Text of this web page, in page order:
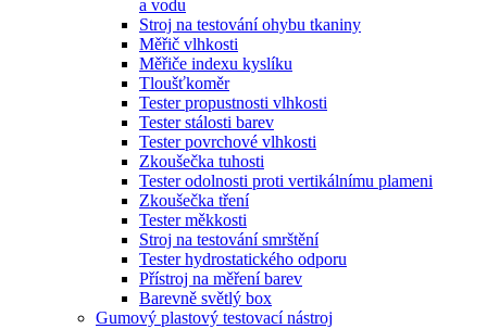
a vodu
Stroj na testování ohybu tkaniny
Měřič vlhkosti
Měřiče indexu kyslíku
Tloušťkoměr
Tester propustnosti vlhkosti
Tester stálosti barev
Tester povrchové vlhkosti
Zkoušečka tuhosti
Tester odolnosti proti vertikálnímu plameni
Zkoušečka tření
Tester měkkosti
Stroj na testování smrštění
Tester hydrostatického odporu
Přístroj na měření barev
Barevně světlý box
Gumový plastový testovací nástroj